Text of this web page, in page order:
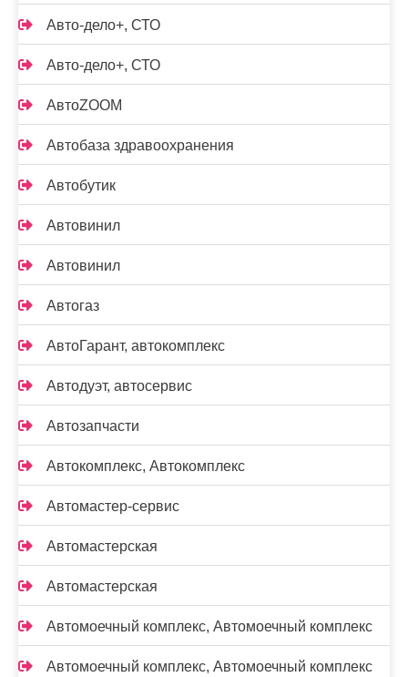
Авто-дело+, СТО
Авто-дело+, СТО
АвтоZOOM
Автобаза здравоохранения
Автобутик
Автовинил
Автовинил
Автогаз
АвтоГарант, автокомплекс
Автодуэт, автосервис
Автозапчасти
Автокомплекс, Автокомплекс
Автомастер-сервис
Автомастерская
Автомастерская
Автомоечный комплекс, Автомоечный комплекс
Автомоечный комплекс, Автомоечный комплекс